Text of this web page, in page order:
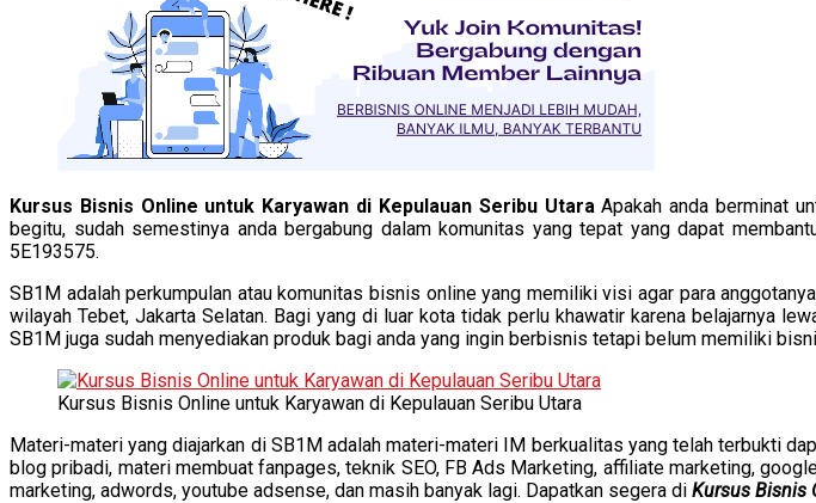
Kursus Bisnis Online untuk Karyawan di Kepulauan Seribu UtaraApakah anda berminat
begitu, sudah semestinya anda bergabung dalam komunitas yang tepat yang dapat
5E193575.
SB1M adalah perkumpulan atau komunitas bisnis online yang memiliki visi agar para
wilayah Tebet, Jakarta Selatan. Bagi yang di luar kota tidak perlu khawatir karena belajarnya
SB1M juga sudah menyediakan produk bagi anda yang ingin berbisnis tetapi belum memiliki
Kursus Bisnis Online untuk Karyawan di Kepulauan Seribu Utara
Materi-materi yang diajarkan di SB1M adalah materi-materi IM berkualitas yang telah terbukti
blog pribadi, materi membuat fanpages, teknik SEO, FB Ads Marketing, affiliate marketing,
marketing, adwords, youtube adsense, dan masih banyak lagi. Dapatkan segera di Kursus Bisnis